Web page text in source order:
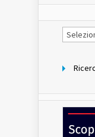
Notizie
per